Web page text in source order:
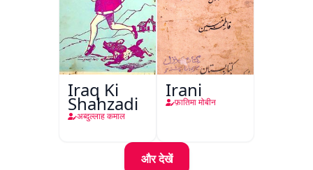
Iraq Ki
Shahzadi
अब्दुल्लाह कमाल
Irani
फ़ातिमा मोबीन
और देखें